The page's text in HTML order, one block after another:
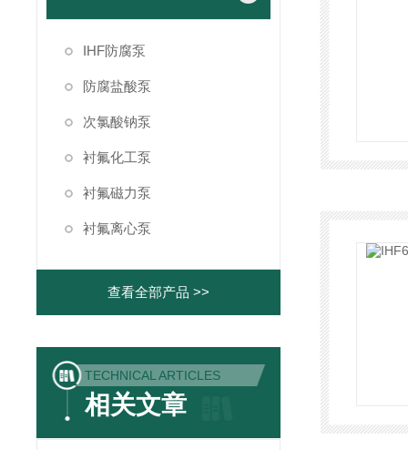
IHF防腐泵
防腐盐酸泵
次氯酸钠泵
衬氟化工泵
衬氟磁力泵
衬氟离心泵
查看全部产品 >>
TECHNICAL ARTICLES
相关文章